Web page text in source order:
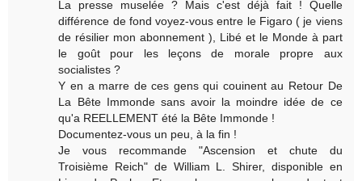
La presse muselée ? Mais c'est déjà fait ! Quelle
différence de fond voyez-vous entre le Figaro ( je viens
de résilier mon abonnement ), Libé et le Monde à part
le goût pour les leçons de morale propre aux
socialistes ?
Y en a marre de ces gens qui couinent au Retour De
La Bête Immonde sans avoir la moindre idée de ce
qu'a REELLEMENT été la Bête Immonde !
Documentez-vous un peu, à la fin !
Je vous recommande "Ascension et chute du
Troisième Reich" de William L. Shirer, disponible en